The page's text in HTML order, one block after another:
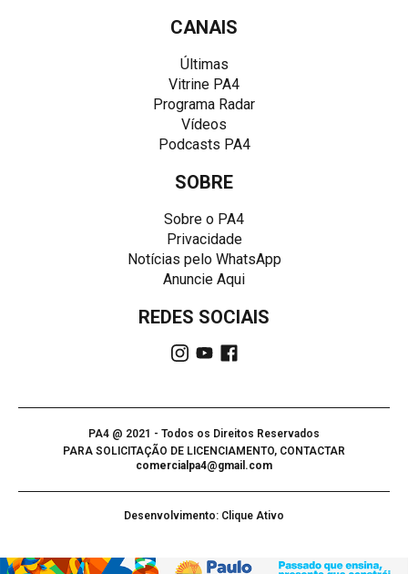
CANAIS
Últimas
Vitrine PA4
Programa Radar
Vídeos
Podcasts PA4
SOBRE
Sobre o PA4
Privacidade
Notícias pelo WhatsApp
Anuncie Aqui
REDES SOCIAIS
PA4 @ 2021 - Todos os Direitos Reservados
PARA SOLICITAÇÃO DE LICENCIAMENTO, CONTACTAR
comercialpa4@gmail.com
Desenvolvimento: Clique Ativo